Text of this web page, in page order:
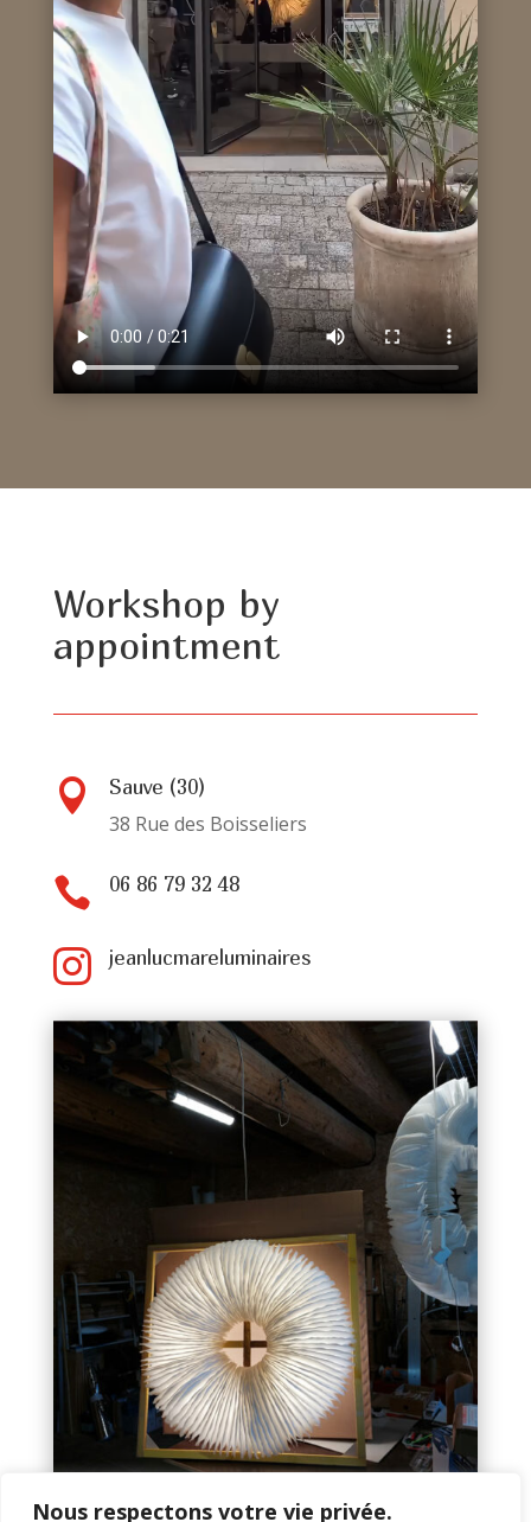
Nous respectons votre vie privée.
Workshop by
appointment
 Sauve (30)
38 Rue des Boisseliers
 06 86 79 32 48
 jeanlucmareluminaires